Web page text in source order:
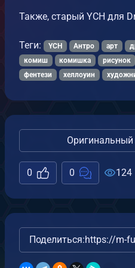
Также, старый YCH для
Теги: YCH Антро арт
комиш
комишка рисунок
фентези
хеллоуин
0 0 124
Поделиться:https://m-